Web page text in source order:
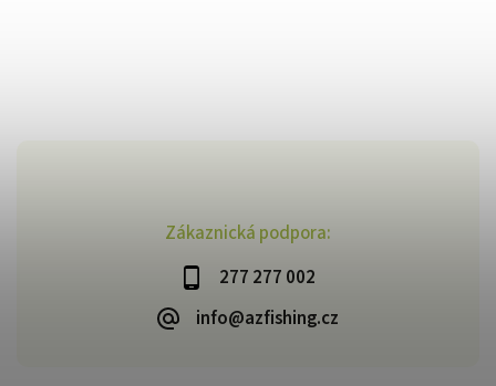
Zákaznická podpora:
277 277 002
info@azfishing.cz